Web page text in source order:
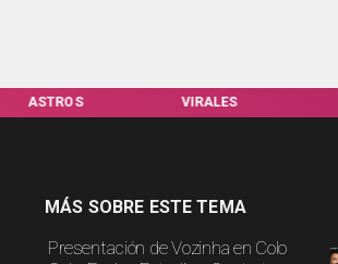
ASTROS VIRALES
Presentación de Vozinha en Colo
MÁS SOBRE ESTE TEMA